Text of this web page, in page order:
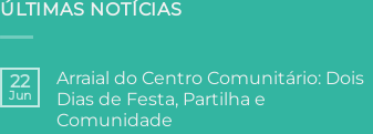
ÚLTIMAS NOTÍCIAS
22
Jun
Arraial do Centro Comunitário: Dois
Dias de Festa, Partilha e
Comunidade